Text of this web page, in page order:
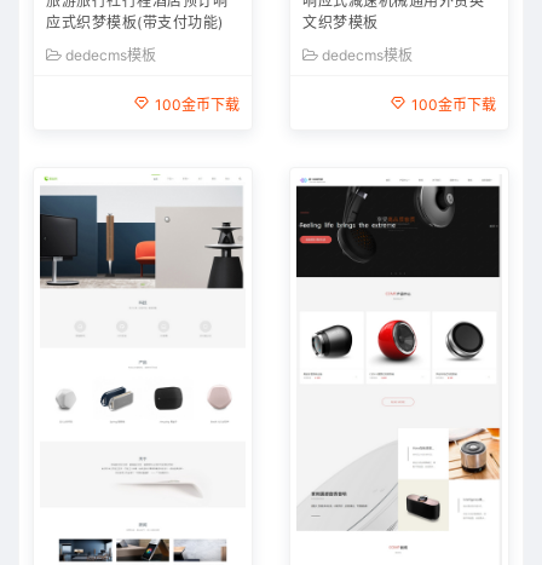
应式织梦模板(带支付功能)
dedecms模板
100金币下载
文织梦模板
dedecms模板
100金币下载